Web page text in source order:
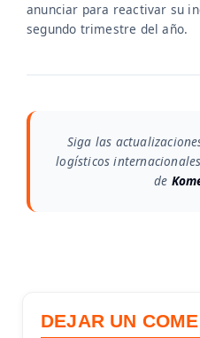
anunciar para reactivar su
segundo trimestre del año.
Siga las
logísticos
de
DEJAR UN